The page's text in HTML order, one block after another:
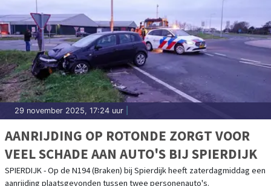
29 november 2025, 17:24 uur
AANRIJDING OP ROTONDE ZORGT VOOR
VEEL SCHADE AAN AUTO'S BIJ SPIERDIJK
SPIERDIJK - Op de N194 (Braken) bij Spierdijk heeft zaterdagmiddag een
aanrijding plaatsgevonden tussen twee personenauto's.